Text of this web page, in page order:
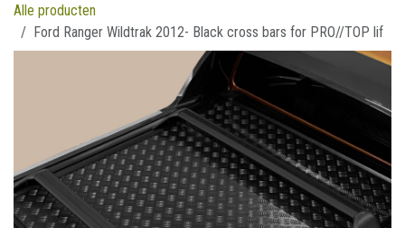
Alle producten
Ford Ranger Wildtrak 2012- Black cross bars for PRO//TOP lif